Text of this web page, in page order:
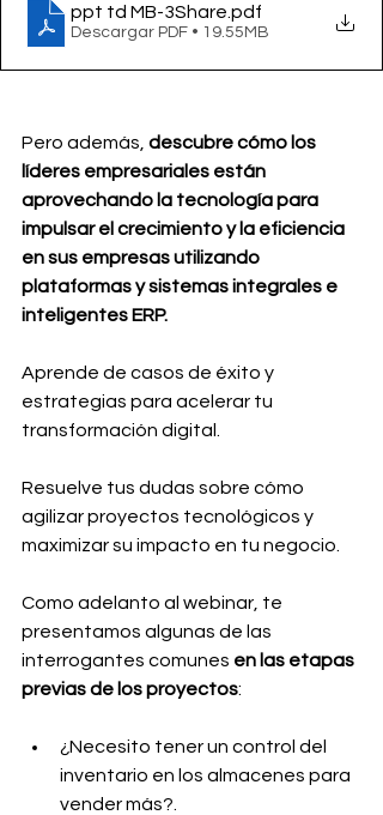
ppt td MB-3Share .pdf
Descargar PDF • 19.55MB
Pero además, descubre cómo los
líderes empresariales están
aprovechando la tecnología para
impulsar el crecimiento y la eficiencia
en sus empresas utilizando
plataformas y sistemas integrales e
inteligentes ERP.
Aprende de casos de éxito y
estrategias para acelerar tu
transformación digital.
Resuelve tus dudas sobre cómo
agilizar proyectos tecnológicos y
maximizar su impacto en tu negocio.
Como adelanto al webinar, te
presentamos algunas de las
interrogantes comunes en las etapas
previas de los proyectos:
¿Necesito tener un control del
inventario en los almacenes para
vender más?.